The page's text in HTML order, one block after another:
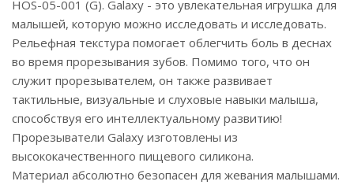
HOS-05-001 (G). Galaxy - это увлекательная игрушка для
малышей, которую можно исследовать и исследовать.
Рельефная текстура помогает облегчить боль в деснах
во время прорезывания зубов. Помимо того, что он
служит прорезывателем, он также развивает
тактильные, визуальные и слуховые навыки малыша,
способствуя его интеллектуальному развитию!
Прорезыватели Galaxy изготовлены из
высококачественного пищевого силикона.
Материал абсолютно безопасен для жевания малышами.